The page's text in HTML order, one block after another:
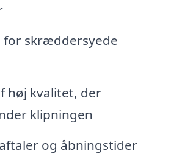
for skræddersyede
høj kvalitet, der
klipningen
og åbningstider